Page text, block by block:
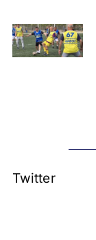
Twitter